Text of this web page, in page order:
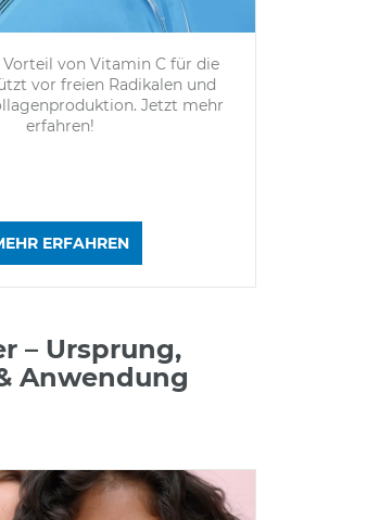
Vorteil von Vitamin C für die
vor freien Radikalen und
Jetzt mehr
erfahren!
ERFAHREN
– Ursprung,
Anwendung